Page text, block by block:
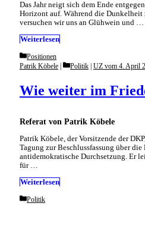
Das Jahr neigt sich dem Ende
Horizont auf. Während die
versuchen wir uns an Glühwein und …
Weiterlesen
Categories
Positionen
Referat von Patrik Köbele
Wie weiter im
Patrik Köbele Categories
Politik | UZ vom 4. April
Patrik Köbele, der Vorsitzende der
Tagung zur Beschlussfassung über
antidemokratische Durchsetzung. Er
für …
Weiterlesen
Categories
Politik